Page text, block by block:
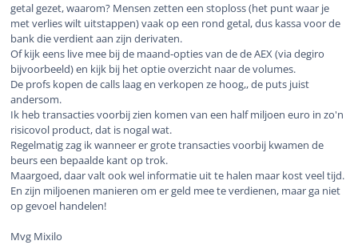
getal gezet, waarom? Mensen zetten een stoploss (het punt waar je
met verlies wilt uitstappen) vaak op een rond getal, dus kassa voor de
bank die verdient aan zijn derivaten.
Of kijk eens live mee bij de maand-opties van de de AEX (via degiro
bijvoorbeeld) en kijk bij het optie overzicht naar de volumes.
De profs kopen de calls laag en verkopen ze hoog,, de puts juist
andersom.
Ik heb transacties voorbij zien komen van een half miljoen euro in zo'n
risicovol product, dat is nogal wat.
Regelmatig zag ik wanneer er grote transacties voorbij kwamen de
beurs een bepaalde kant op trok.
Maargoed, daar valt ook wel informatie uit te halen maar kost veel tijd.
En zijn miljoenen manieren om er geld mee te verdienen, maar ga niet
op gevoel handelen!
Mvg Mixilo